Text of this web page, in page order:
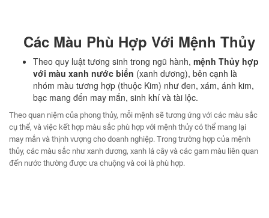
Các Màu Phù Hợp Với Mệnh Thủy
Theo quy luật tương sinh trong ngũ hành, mệnh Thủy hợp
với màu xanh nước biển (xanh dương), bên cạnh là
nhóm màu tương hợp (thuộc Kim) như đen, xám, ánh kim,
bạc mang đến may mắn, sinh khí và tài lộc.
Theo quan niệm của phong thủy, mỗi mệnh sẽ tương ứng với các màu sắc
cụ thể, và việc kết hợp màu sắc phù hợp với mệnh thủy có thể mang lại
may mắn và thịnh vượng cho doanh nghiệp. Trong trường hợp của mệnh
thủy, các màu sắc như xanh dương, xanh lá cây và các gam màu liên quan
đến nước thường được ưa chuộng và coi là phù hợp.